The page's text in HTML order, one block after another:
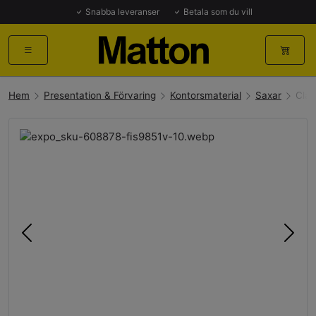
Snabba leveranser Betala som du vill
Hem Presentation & Förvaring Kontorsmaterial Saxar
Föregående Nästa